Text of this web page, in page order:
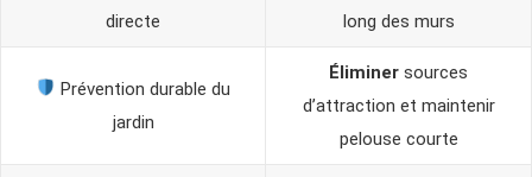
directe
long des murs
Prévention durable du
jardin
Éliminer sources
d’attraction et maintenir
pelouse courte